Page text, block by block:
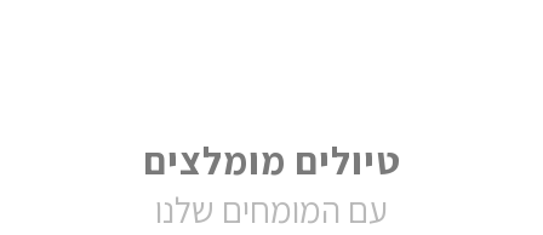
טיולים מומלצים
עם המומחים שלנו